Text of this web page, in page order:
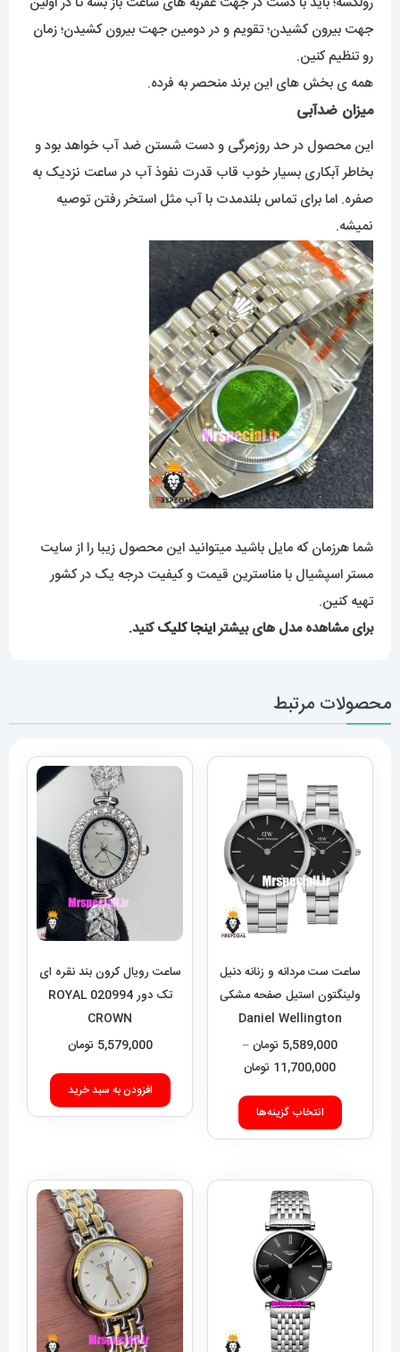
جهت بیرون کشیدن؛ تقویم و در دومین جهت بیرون کشیدن؛ زمان
رو تنظیم کنین.
همه ی بخش های این برند منحصر به فرده.
میزان ضدآبی
این محصول در حد روزمرگی و دست شستن ضد آب خواهد بود و
بخاطر آبکاری بسیار خوب قاب قدرت نفوذ آب در ساعت نزدیک به
صفره. اما برای تماس بلندمدت با آب مثل استخر رفتن توصیه
نمیشه.
شما هرزمان که مایل باشید میتوانید این محصول زیبا را از سایت
مستر اسپشیال با مناسترین قیمت و کیفیت درجه یک در کشور
تهیه کنین.
برای مشاهده مدل های بیشتراینجا کلیککنید.
محصولات مرتبط
ساعت ست مردانه و زنانه دنیل
ولینگتون استیل صفحه مشکی
Daniel Wellington
020551
5,589,000 تومان–
11,700,000 تومانمحدوده
5,589,000 تومان
تا
انتخاب گزینه‌ها
این
محصول
انواع
ممکن
ساعت رویال کرون بند نقره ای
تک دور 020994 ROYAL
CROWN
5,579,000 تومان
افزودن به سبد خرید